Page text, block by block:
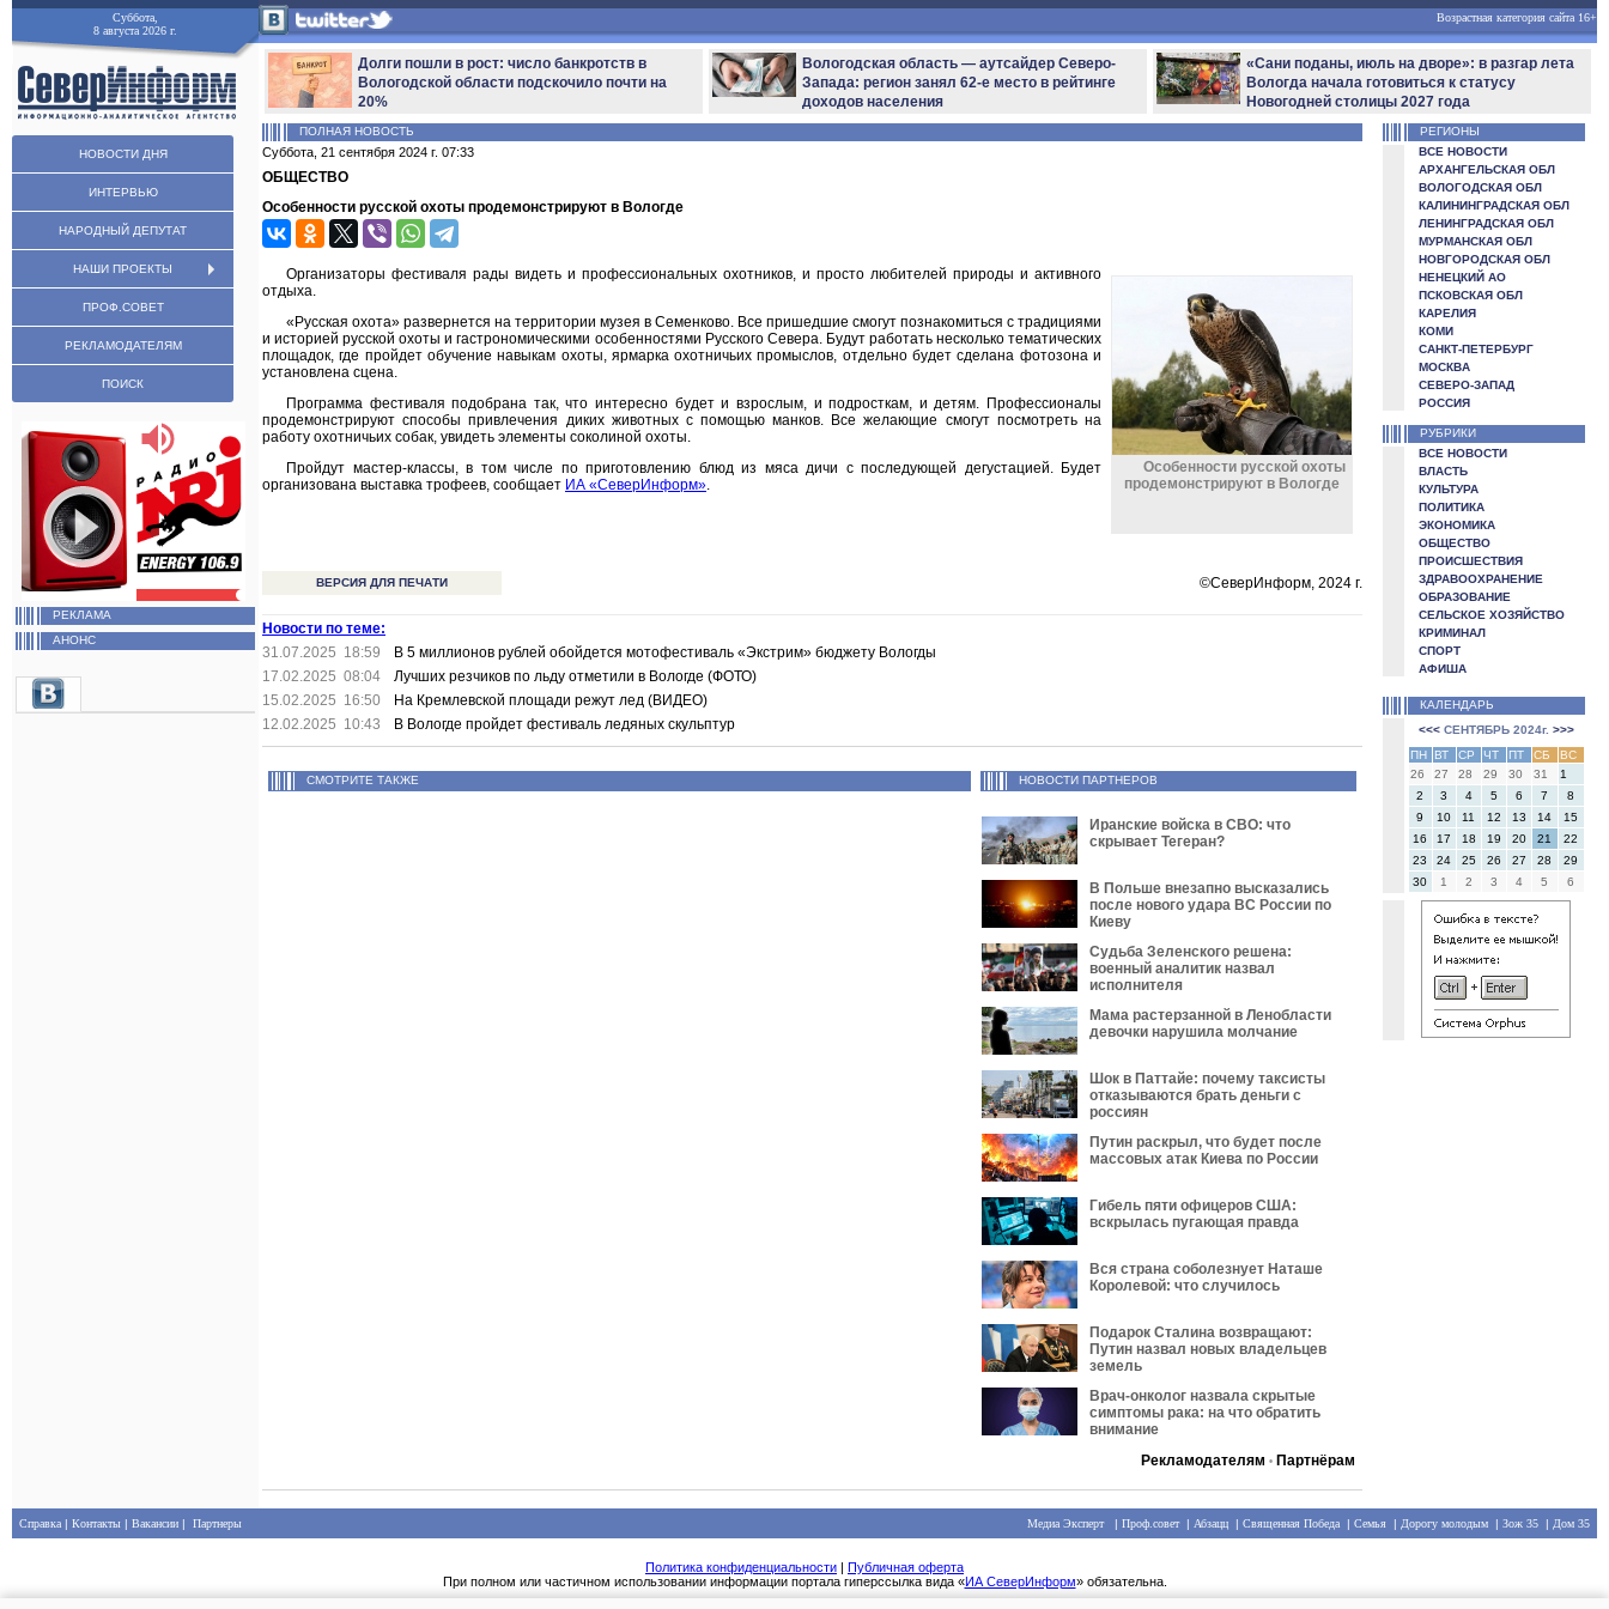
Суббота,
8 августа 2026 г.
НОВОСТИ ДНЯ
ИНТЕРВЬЮ
НАРОДНЫЙ ДЕПУТАТ
НАШИ ПРОЕКТЫ
ПРОФ.СОВЕТ
РЕКЛАМОДАТЕЛЯМ
ПОИСК
РЕКЛАМА
АНОНС
Возрастная категория сайта 16+
Долги пошли в рост: число банкротств в
Вологодской области подскочило почти на
20%
Вологодская область — аутсайдер Северо-
Запада: регион занял 62-е место в рейтинге
доходов населения
«Сани поданы, июль на дворе»: в разгар лета
Вологда начала готовиться к статусу
Новогодней столицы 2027 года
ПОЛНАЯ НОВОСТЬ
Суббота, 21 сентября 2024 г. 07:33
ОБЩЕСТВО
Особенности русской охоты продемонстрируют в Вологде
Особенности русской охоты
продемонстрируют в Вологде
Организаторы фестиваля рады видеть и профессиональных охотников, и просто любителей природы и активного
отдыха.
«Русская охота» развернется на территории музея в Семенково. Все пришедшие смогут познакомиться с традициями
и историей русской охоты и гастрономическими особенностями Русского Севера. Будут работать несколько тематических
площадок, где пройдет обучение навыкам охоты, ярмарка охотничьих промыслов, отдельно будет сделана фотозона и
установлена сцена.
Программа фестиваля подобрана так, что интересно будет и взрослым, и подросткам, и детям. Профессионалы
продемонстрируют способы привлечения диких животных с помощью манков. Все желающие смогут посмотреть на
работу охотничьих собак, увидеть элементы соколиной охоты.
Пройдут мастер-классы, в том числе по приготовлению блюд из мяса дичи с последующей дегустацией. Будет
организована выставка трофеев, сообщает ИА «СеверИнформ».
ВЕРСИЯ ДЛЯ ПЕЧАТИ ©СеверИнформ, 2024 г.
Новости по теме:
31.07.2025 18:59
В 5 миллионов рублей обойдется мотофестиваль «Экстрим» бюджету Вологды
17.02.2025 08:04
Лучших резчиков по льду отметили в Вологде (ФОТО)
15.02.2025 16:50
На Кремлевской площади режут лед (ВИДЕО)
12.02.2025 10:43
В Вологде пройдет фестиваль ледяных скульптур
СМОТРИТЕ ТАКЖЕ НОВОСТИ ПАРТНЕРОВ
Иранские войска в СВО: что
скрывает Тегеран?
В Польше внезапно высказались
после нового удара ВС России по
Киеву
Судьба Зеленского решена:
военный аналитик назвал
исполнителя
Мама растерзанной в Ленобласти
девочки нарушила молчание
Шок в Паттайе: почему таксисты
отказываются брать деньги с
россиян
Путин раскрыл, что будет после
массовых атак Киева по России
Гибель пяти офицеров США:
вскрылась пугающая правда
Вся страна соболезнует Наташе
Королевой: что случилось
Подарок Сталина возвращают:
Путин назвал новых владельцев
земель
Врач-онколог назвала скрытые
симптомы рака: на что обратить
внимание
Рекламодателям • Партнёрам
РЕГИОНЫ
ВСЕ НОВОСТИ
АРХАНГЕЛЬСКАЯ ОБЛ
ВОЛОГОДСКАЯ ОБЛ
КАЛИНИНГРАДСКАЯ ОБЛ
ЛЕНИНГРАДСКАЯ ОБЛ
МУРМАНСКАЯ ОБЛ
НОВГОРОДСКАЯ ОБЛ
НЕНЕЦКИЙ АО
ПСКОВСКАЯ ОБЛ
КАРЕЛИЯ
КОМИ
САНКТ-ПЕТЕРБУРГ
МОСКВА
СЕВЕРО-ЗАПАД
РОССИЯ
РУБРИКИ
ВСЕ НОВОСТИ
ВЛАСТЬ
КУЛЬТУРА
ПОЛИТИКА
ЭКОНОМИКА
ОБЩЕСТВО
ПРОИСШЕСТВИЯ
ЗДРАВООХРАНЕНИЕ
ОБРАЗОВАНИЕ
СЕЛЬСКОЕ ХОЗЯЙСТВО
КРИМИНАЛ
СПОРТ
АФИША
КАЛЕНДАРЬ
<<<СЕНТЯБРЬ 2024г. >>>
ПН
ВТ СР ЧТ ПТ СБ
ВС
26
27 28 29 30 31
1
2
3 4 5 6 7
8
9
10 11 12 13 14
15
16
17 18 19 20 21
22
23
24 25 26 27 28
29
30
1 2 3 4 5 6
Справка | Контакты | Вакансии | Партнеры Медиа Эксперт| Проф.совет| Абзацц | Священная Победа | Семья | Дорогу молодым | Зож 35 | Дом 35
Политика конфиденциальности | Публичная оферта
При полном или частичном использовании информации портала гиперссылка вида «ИА СеверИнформ» обязательна.